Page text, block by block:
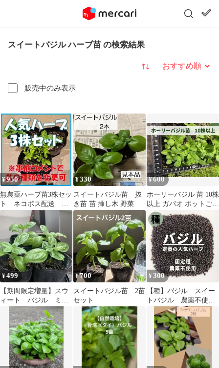
スイートバジル ハーブ苗 の検索結果
販売中のみ表示
並び替え
¥950
無農薬ハーブ苗3株セッ
ト ネコポス配送 組
み合わせ変更可(事前コ
メント必須)
¥330
スイートバジル苗 抜
き苗 苗 挿し木 野菜
¥600
ホーリーバジル 苗 10株
以上 ガパオ ポットごと
発送 匿名配送
¥499
【期間限定増量】スウ
ィート バジル ミニ
苗 2→3苗 匿名配送
¥700
スイートバジル苗 2苗
セット
¥300
【種】バジル スイー
トバジル 農薬不使
用 150粒